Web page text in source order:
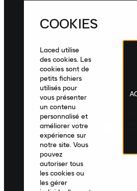
Inscrivez-vous à la
dernières nouveautés,
recommandations de
France|Français
COOKIES
Laced utilise
des cookies. Les
cookies sont de
petits fichiers
utilisés pour
vous présenter
un contenu
personnalisé et
améliorer votre
expérience sur
notre site. Vous
pouvez
autoriser tous
les cookies ou
les gérer